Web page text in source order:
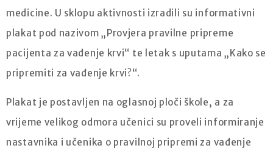
medicine. U sklopu aktivnosti izradili su informativni
plakat pod nazivom „Provjera pravilne pripreme
pacijenta za vađenje krvi“ te letak s uputama „Kako se
pripremiti za vađenje krvi?“.
Plakat je postavljen na oglasnoj ploči škole, a za
vrijeme velikog odmora učenici su proveli informiranje
nastavnika i učenika o pravilnoj pripremi za vađenje